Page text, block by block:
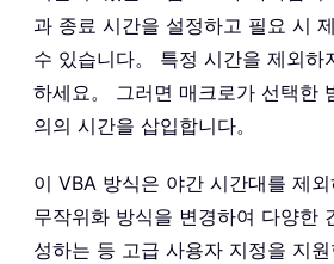
과 종료 시간을 설정하고 필요 시
수 있습니다。 특정 시간을 제외하
하세요。 그러면 매크로가 선택한
의의 시간을 삽입합니다。
이 VBA 방식은 야간 시간대를 제
무작위화 방식을 변경하여 다양한
성하는 등 고급 사용자 지정을 지